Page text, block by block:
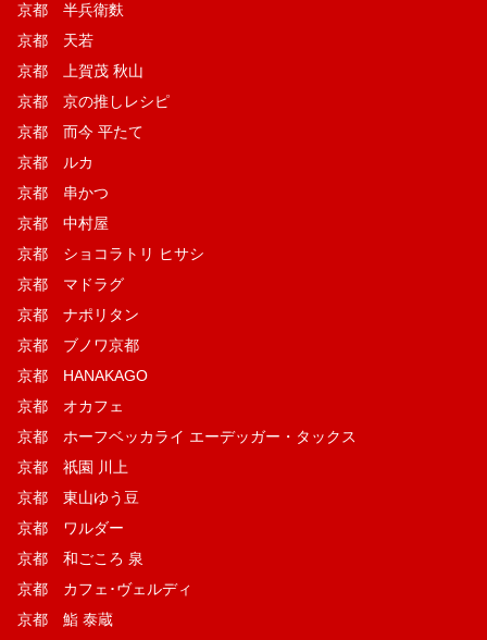
京都 半兵衛麩
京都 天若
京都 上賀茂 秋山
京都 京の推しレシピ
京都 而今 平たて
京都 ルカ
京都 串かつ
京都 中村屋
京都 ショコラトリ ヒサシ
京都 マドラグ
京都 ナポリタン
京都 ブノワ京都
京都 HANAKAGO
京都 オカフェ
京都 ホーフベッカライ エーデッガー・タックス
京都 祇園 川上
京都 東山ゆう豆
京都 ワルダー
京都 和ごころ 泉
京都 カフェ･ヴェルディ
京都 鮨 泰蔵